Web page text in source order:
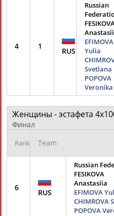
4 1
RUS
Russian
EFIMOVA
Yulia
Svetlana
POPOVA
Veronika
Женщины - эстафета
Финал
Rank Team
6
RUS
Russian
FESIKOVA
Anastasiia
EFIMOVA
CHIMROVA
POPOVA